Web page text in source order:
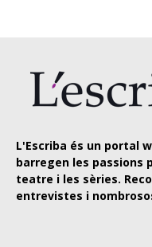
L'Escriba és un portal
barregen les passions
teatre i les sèries.
entrevistes i